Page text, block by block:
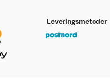
Leveringsmetoder